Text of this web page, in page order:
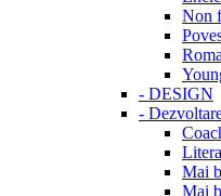
Non
- DESIGN
-
Mai
Mai